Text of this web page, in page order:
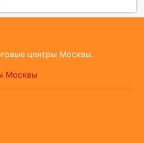
центры Москвы.
Москвы